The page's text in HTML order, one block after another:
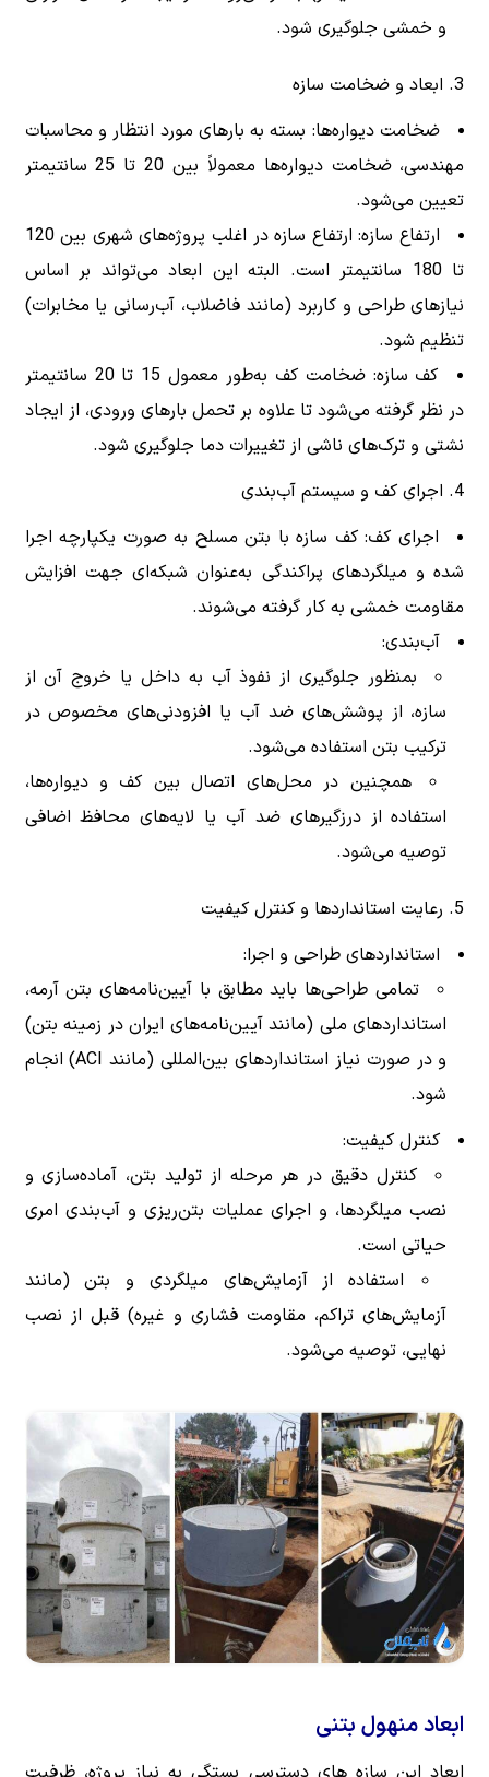
و خمشی جلوگیری شود.
3. ابعاد و ضخامت سازه
ضخامت دیواره‌ها: بسته به بارهای مورد انتظار و محاسبات
مهندسی، ضخامت دیواره‌ها معمولاً بین 20 تا 25 سانتیمتر
تعیین می‌شود.
ارتفاع سازه: ارتفاع سازه در اغلب پروژه‌های شهری بین 120
تا 180 سانتیمتر است. البته این ابعاد می‌تواند بر اساس
نیازهای طراحی و کاربرد (مانند فاضلاب، آب‌رسانی یا مخابرات)
تنظیم شود.
کف سازه: ضخامت کف به‌طور معمول 15 تا 20 سانتیمتر
در نظر گرفته می‌شود تا علاوه بر تحمل بارهای ورودی، از ایجاد
نشتی و ترک‌های ناشی از تغییرات دما جلوگیری شود.
4. اجرای کف و سیستم آب‌بندی
اجرای کف: کف سازه با بتن مسلح به صورت یکپارچه اجرا
شده و میلگردهای پراکندگی به‌عنوان شبکه‌ای جهت افزایش
مقاومت خمشی به کار گرفته می‌شوند.
آب‌بندی:
بمنظور جلوگیری از نفوذ آب به داخل یا خروج آن از
سازه، از پوشش‌های ضد آب یا افزودنی‌های مخصوص در
ترکیب بتن استفاده می‌شود.
همچنین در محل‌های اتصال بین کف و دیواره‌ها،
استفاده از درزگیرهای ضد آب یا لایه‌های محافظ اضافی
توصیه می‌شود.
5. رعایت استانداردها و کنترل کیفیت
استانداردهای طراحی و اجرا:
تمامی طراحی‌ها باید مطابق با آیین‌نامه‌های بتن آرمه،
استانداردهای ملی (مانند آیین‌نامه‌های ایران در زمینه بتن)
و در صورت نیاز استانداردهای بین‌المللی (مانند ACI) انجام
شود.
کنترل کیفیت:
کنترل دقیق در هر مرحله از تولید بتن، آماده‌سازی و
نصب میلگردها، و اجرای عملیات بتن‌ریزی و آب‌بندی امری
حیاتی است.
استفاده از آزمایش‌های میلگردی و بتن (مانند
آزمایش‌های تراکم، مقاومت فشاری و غیره) قبل از نصب
نهایی، توصیه می‌شود.
ابعاد منهول بتنی